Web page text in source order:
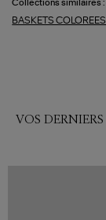
Collections similaires :
BASKETS COLOREES
VOS